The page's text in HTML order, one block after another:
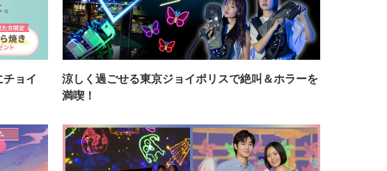
ョイ
涼しく過ごせる東京ジョイポリスで絶叫＆ホラーを
満喫！